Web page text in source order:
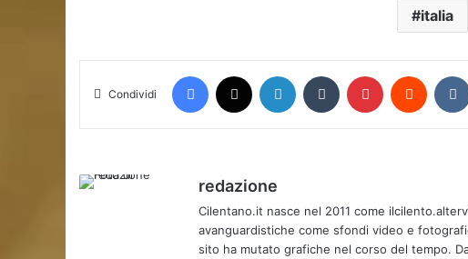
italia
Condividi
Facebook LinkedIn Tumblr Pinterest Reddit
redazione
Cilentano.it nasce nel 2011 come
avanguardistiche come sfondi video e
sito ha mutato grafiche nel corso del tempo.